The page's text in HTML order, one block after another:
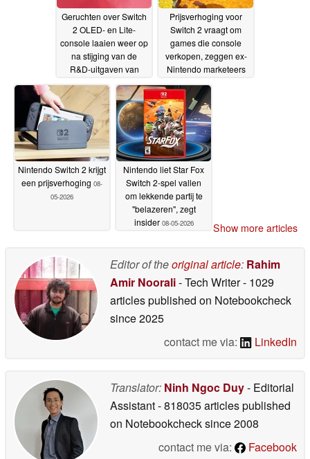
Geruchten over Switch
2 OLED- en Lite-
console laaien weer op
na stijging van de
R&D-uitgaven van
10-05-2026
Prijsverhoging voor
Switch 2 vraagt om
games die console
verkopen, zeggen ex-
Nintendo marketeers
09-05-2026
Nintendo Switch 2 krijgt
een prijsverhoging 08-
05-2026
Nintendo liet Star Fox
Switch 2-spel vallen
om lekkende partij te
"belazeren", zegt
insider 08-05-2026 Show more articles
Editor of theoriginal article: Rahim
Amir Noorali- Tech Writer- 1029
articles published on Notebookcheck
since 2025
contact me via:
LinkedIn
Translator: Ninh Ngoc Duy- Editorial
Assistant- 818035 articles published
on Notebookchecksince 2008
contact me via:
Facebook